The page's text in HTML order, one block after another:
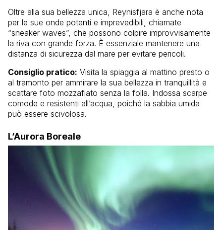
Oltre alla sua bellezza unica, Reynisfjara è anche nota
per le sue onde potenti e imprevedibili, chiamate
“sneaker waves”, che possono colpire improvvisamente
la riva con grande forza. È essenziale mantenere una
distanza di sicurezza dal mare per evitare pericoli.
Consiglio pratico: Visita la spiaggia al mattino presto o
al tramonto per ammirare la sua bellezza in tranquillità e
scattare foto mozzafiato senza la folla. Indossa scarpe
comode e resistenti all’acqua, poiché la sabbia umida
può essere scivolosa.
L’Aurora Boreale